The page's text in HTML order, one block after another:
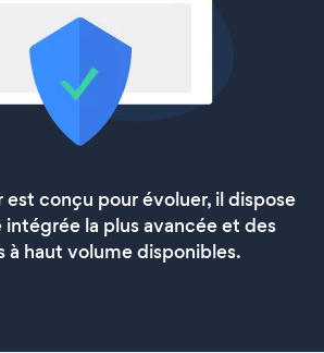
est conçu pour évoluer, il dispose
la plus avancée et des
à haut volume disponibles.